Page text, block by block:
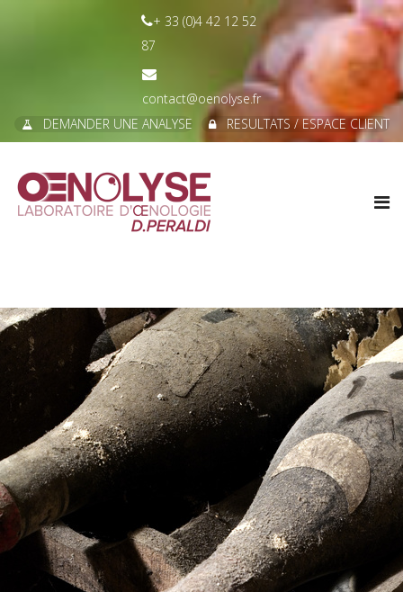
+ 33 (0)4 42 12 52
87
contact@oenolyse.fr
DEMANDER UNE ANALYSE
RESULTATS / ESPACE CLIENT